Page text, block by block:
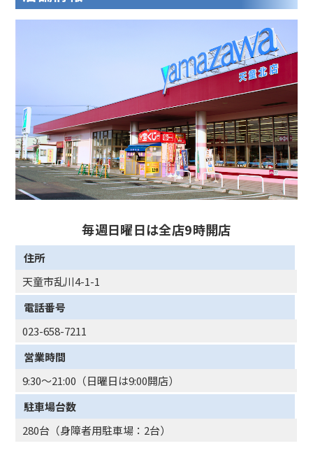
毎週日曜日は全店9時開店
住所
天童市乱川4-1-1
電話番号
023-658-7211
営業時間
9:30～21:00（日曜日は9:00開店）
駐車場台数
280台（身障者用駐車場：2台）